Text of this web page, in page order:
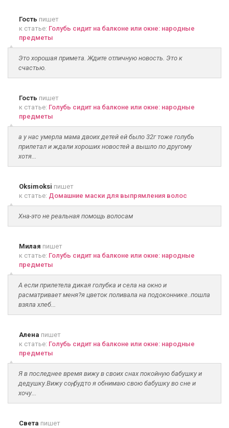
Гость пишет
к статье: Голубь сидит на балконе или окне: народные
предметы
Это хорошая примета. Ждите отличную новость. Это к
счастью.
Гость пишет
к статье: Голубь сидит на балконе или окне: народные
предметы
а у нас умерла мама двоих детей ей было 32г тоже голубь
прилетал и ждали хороших новостей а вышло по другому
хотя...
Oksimoksi пишет
к статье: Домашние маски для выпрямления волос
Хна-это не реальная помощь волосам
Милая пишет
к статье: Голубь сидит на балконе или окне: народные
предметы
А если прилетела дикая голубка и села на окно и
расматривает меня?я цветок поливала на подоконнике..пошла
взяла хлеб...
Алена пишет
к статье: Голубь сидит на балконе или окне: народные
предметы
Я в последнее время вижу в своих снах покойную бабушку и
дедушку.Вижу соң, будто я обнимаю свою бабушку во сне и
хочу...
Света пишет